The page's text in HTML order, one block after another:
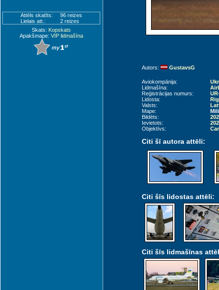
Attēls skatīts:
96 reizes
Lielais att.:
2 reizes
Skats: Kopskats
Apakšmape: VIP lidmašīna
Autors: GustavsG
Aviokompānija:
Lidmašīna:
Reģistrācijas numurs:
Lidosta:
Valsts:
Mape:
Bildēts:
Ievietots:
Objektīvs:
Citi šī autora attēli:
Citi šīs lidostas attēli:
Citi šīs lidmašīnas